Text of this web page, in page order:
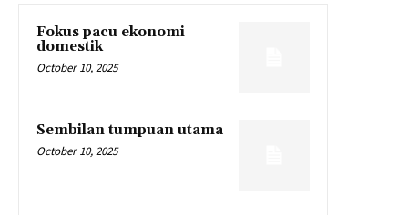
Fokus pacu ekonomi
domestik
October 10, 2025
Sembilan tumpuan utama
October 10, 2025